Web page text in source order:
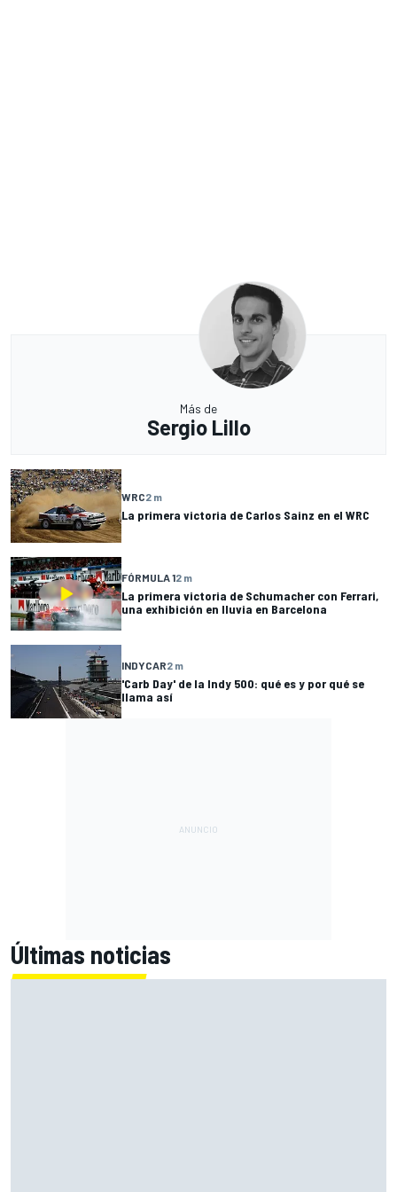
Más de
Sergio Lillo
WRC2 m
La primera victoria de Carlos Sainz en el WRC
FÓRMULA 12 m
La primera victoria de Schumacher con Ferrari,
una exhibición en lluvia en Barcelona
INDYCAR2 m
'Carb Day' de la Indy 500: qué es y por qué se
llama así
Últimas noticias